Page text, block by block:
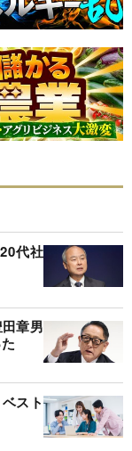
代社
章男
スト